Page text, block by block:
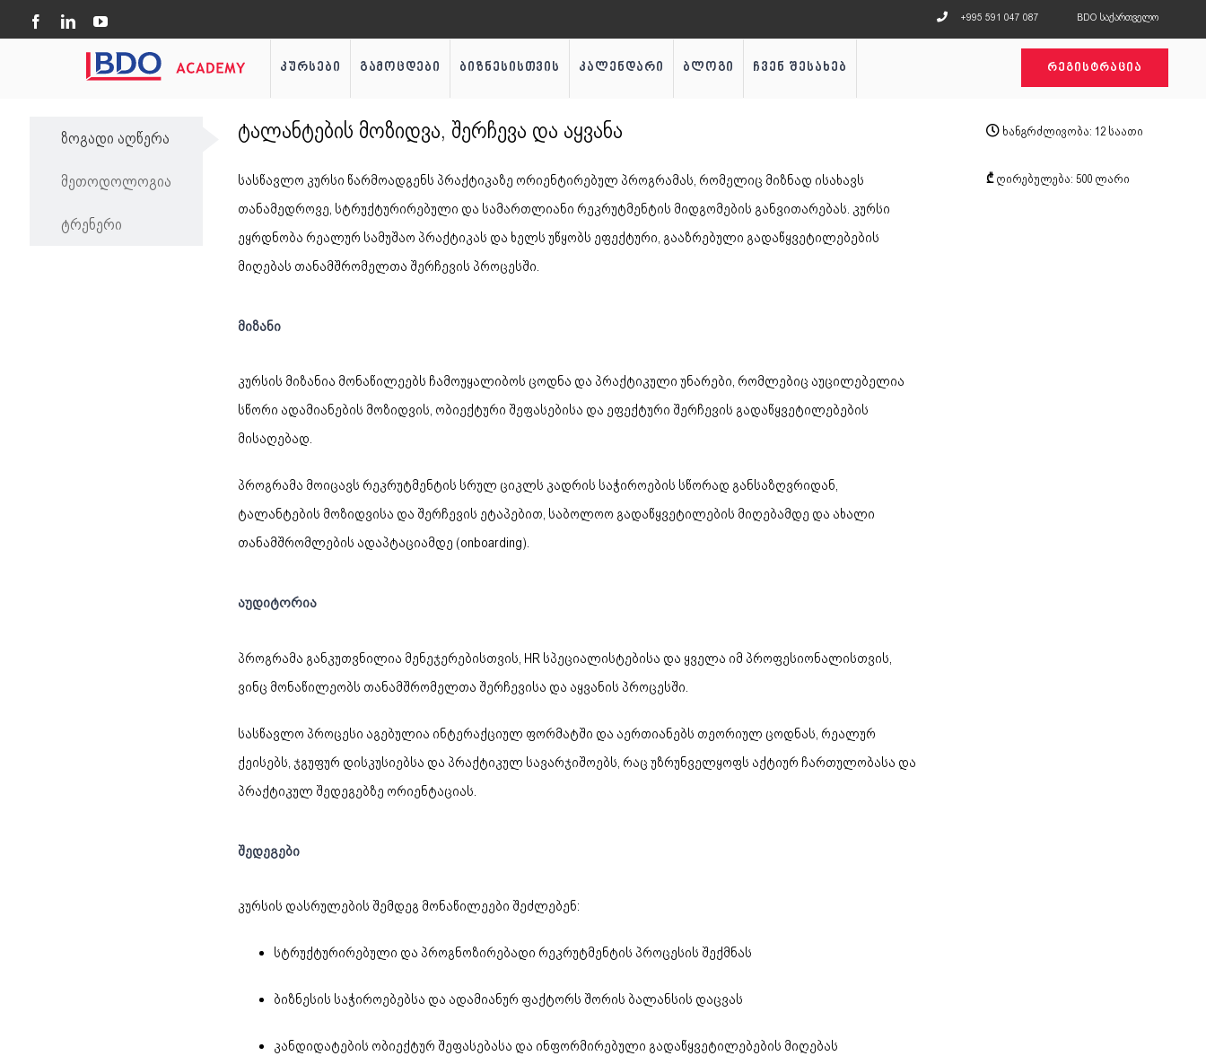
to
FacebookLinkedInYouTube +995 591 047 087 BDO საქართველო
კურსები გამოცდები ბიზნესისთვის კალენდარი ბლოგი ჩვენ შესახებ ᲠᲔᲒᲘᲡᲢᲠᲐᲪᲘᲐ
ზოგადი აღწერა
მეთოდოლოგია
ტრენერი
ტალანტების მოზიდვა, შერჩევა და აყვანა
სასწავლო კურსი წარმოადგენს პრაქტიკაზე ორიენტირებულ პროგრამას, რომელიც მიზნად ისახავს
თანამედროვე, სტრუქტურირებული და სამართლიანი რეკრუტმენტის მიდგომების განვითარებას. კურსი
ეყრდნობა რეალურ სამუშაო პრაქტიკას და ხელს უწყობს ეფექტური, გააზრებული გადაწყვეტილებების
მიღებას თანამშრომელთა შერჩევის პროცესში.
მიზანი
კურსის მიზანია მონაწილეებს ჩამოუყალიბოს ცოდნა და პრაქტიკული უნარები, რომლებიც აუცილებელია
სწორი ადამიანების მოზიდვის, ობიექტური შეფასებისა და ეფექტური შერჩევის გადაწყვეტილებების
მისაღებად.
პროგრამა მოიცავს რეკრუტმენტის სრულ ციკლს კადრის საჭიროების სწორად განსაზღვრიდან,
ტალანტების მოზიდვისა და შერჩევის ეტაპებით, საბოლოო გადაწყვეტილების მიღებამდე და ახალი
თანამშრომლების ადაპტაციამდე (onboarding).
აუდიტორია
პროგრამა განკუთვნილია მენეჯერებისთვის, HR სპეციალისტებისა და ყველა იმ პროფესიონალისთვის,
ვინც მონაწილეობს თანამშრომელთა შერჩევისა და აყვანის პროცესში.
სასწავლო პროცესი აგებულია ინტერაქციულ ფორმატში და აერთიანებს თეორიულ ცოდნას, რეალურ
ქეისებს, ჯგუფურ დისკუსიებსა და პრაქტიკულ სავარჯიშოებს, რაც უზრუნველყოფს აქტიურ ჩართულობასა და
პრაქტიკულ შედეგებზე ორიენტაციას.
შედეგები
კურსის დასრულების შემდეგ მონაწილეები შეძლებენ:
სტრუქტურირებული და პროგნოზირებადი რეკრუტმენტის პროცესის შექმნას
ბიზნესის საჭიროებებსა და ადამიანურ ფაქტორს შორის ბალანსის დაცვას
კანდიდატების ობიექტურ შეფასებასა და ინფორმირებული გადაწყვეტილებების მიღებას
ხანგრძლივობა: 12 საათი
₾ ღირებულება: 500 ლარი